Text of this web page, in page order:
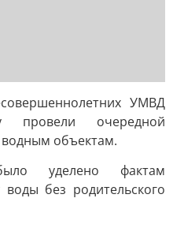
УМВД
очередной
объектам.
уделено фактам
без родительского